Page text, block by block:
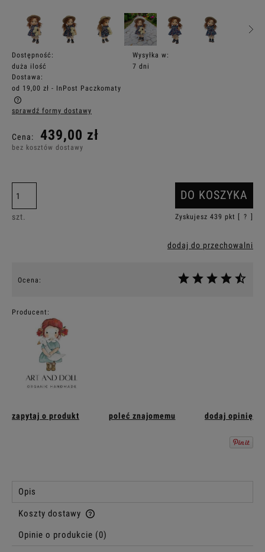
Dostępność:
duża ilość
Wysyłka w:
7 dni
Dostawa:
od 19,00 zł - InPost Paczkomaty
Cena nie zawiera ewentualnych kosztów płatności
sprawdź formy dostawy
Cena: 439,00 zł
bez kosztów dostawy
szt.
DO KOSZYKA
Zyskujesz 439 pkt [ ? ]
dodaj do przechowalni
Ocena:
Producent:
zapytaj o produkt poleć znajomemu dodaj opinię
Opis
Koszty dostawy
Cena nie zawiera ewentualnych kosztów płatności
Opinie o produkcie (0)